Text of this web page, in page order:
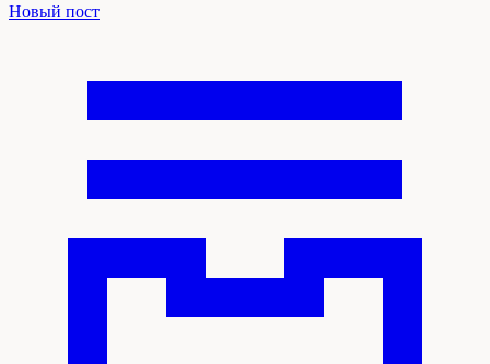
Новый пост